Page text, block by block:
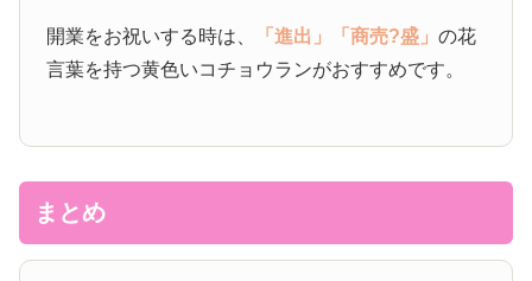
開業をお祝いする時は、 「進出」 「商売?盛」の花
言葉を持つ黄色いコチョウランがおすすめです。
まとめ